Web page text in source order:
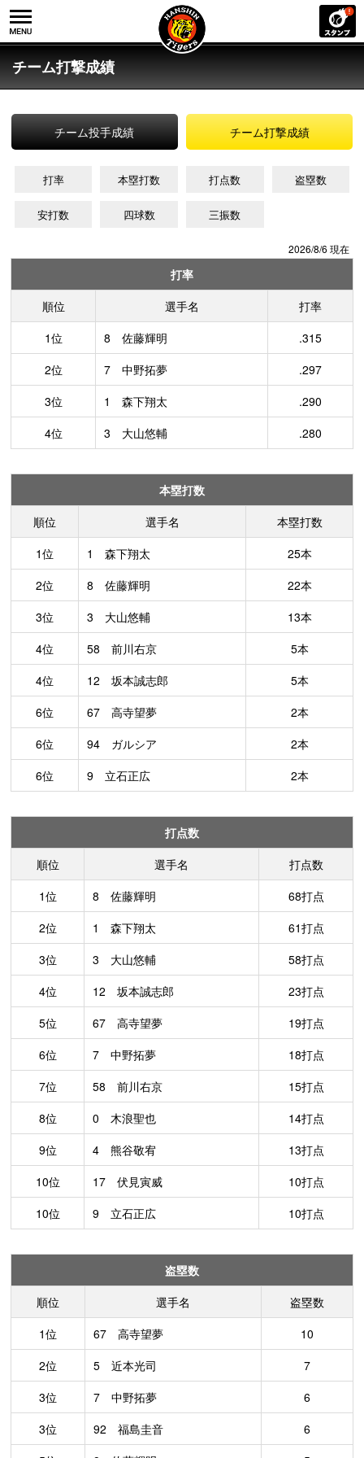
チーム打撃成績
チーム投手成績 チーム打撃成績
打率 本塁打数 打点数 盗塁数
安打数 四球数 三振数
2026/8/6 現在
打率
順位
選手名
打率
1位
8 佐藤輝明
.315
2位
7 中野拓夢
.297
3位
1 森下翔太
.290
4位
3 大山悠輔 .280
本塁打数
順位
選手名
本塁打数
1位
1 森下翔太
25本
2位
8 佐藤輝明
22本
3位
3 大山悠輔
13本
4位
58 前川右京
5本
4位
12 坂本誠志郎
5本
6位
67 高寺望夢
2本
6位
94 ガルシア
2本
6位
9 立石正広 2本
打点数
順位
選手名
打点数
1位
8 佐藤輝明
68打点
2位
1 森下翔太
61打点
3位
3 大山悠輔
58打点
4位
12 坂本誠志郎
23打点
5位
67 高寺望夢
19打点
6位
7 中野拓夢
18打点
7位
58 前川右京
15打点
8位
0 木浪聖也
14打点
9位
4 熊谷敬宥
13打点
10位
17 伏見寅威
10打点
10位
9 立石正広 10打点
盗塁数
順位
選手名
盗塁数
1位
67 高寺望夢
10
2位
5 近本光司
7
3位
7 中野拓夢
6
3位
92 福島圭音
6